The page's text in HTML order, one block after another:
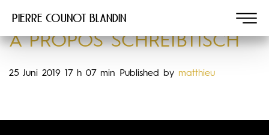
Pierre COUNOT BLANDIN
A PROPOS SCHREIBTISCH
25 Juni 2019 17 h 07 min Published by matthieu